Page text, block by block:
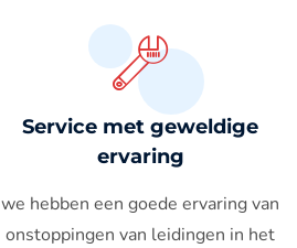
Service met geweldige
ervaring
we hebben een goede ervaring van
onstoppingen van leidingen in het